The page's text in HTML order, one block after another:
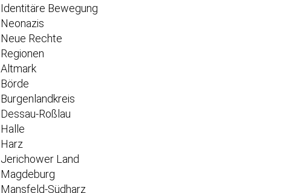
Identitäre Bewegung
Neonazis
Neue Rechte
Regionen
Altmark
Börde
Burgenlandkreis
Dessau-Roßlau
Halle
Harz
Jerichower Land
Magdeburg
Mansfeld-Südharz